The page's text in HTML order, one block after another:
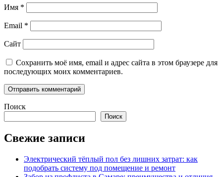
Имя *
Email *
Сайт
Сохранить моё имя, email и адрес сайта в этом браузере для
последующих моих комментариев.
Поиск
Поиск
Свежие записи
Электрический тёплый пол без лишних затрат: как
подобрать систему под помещение и ремонт